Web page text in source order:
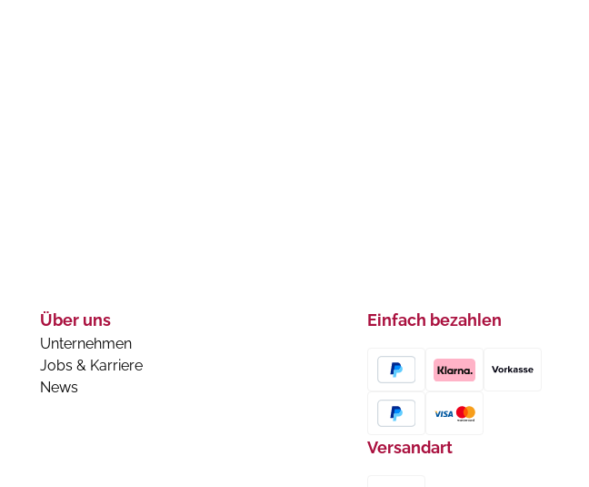
Über uns
Unternehmen
Jobs & Karriere
News
Einfach bezahlen
Versandart